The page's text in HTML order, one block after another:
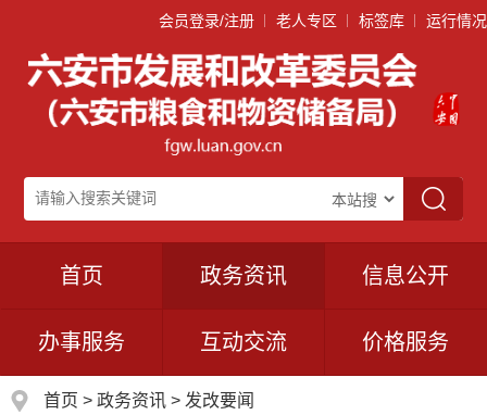
会员登录/注册 老人专区 标签库 运行情况
首页 政务资讯 信息公开
办事服务 互动交流 价格服务
首页 > 政务资讯 > 发改要闻